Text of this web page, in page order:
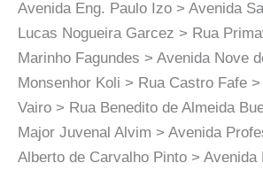
Avenida Eng. Paulo Izo > Avenida
Lucas Nogueira Garcez > Rua
Marinho Fagundes > Avenida Nove
Monsenhor Koli > Rua Castro Fafe
Vairo > Rua Benedito de Almeida
Major Juvenal Alvim > Avenida
Alberto de Carvalho Pinto >